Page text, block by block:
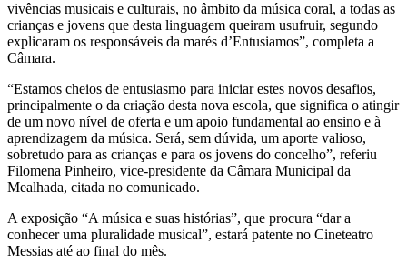
vivências musicais e culturais, no âmbito da música coral, a todas as
crianças e jovens que desta linguagem queiram usufruir, segundo
explicaram os responsáveis da marés d’Entusiamos”, completa a
Câmara.
“Estamos cheios de entusiasmo para iniciar estes novos desafios,
principalmente o da criação desta nova escola, que significa o atingir
de um novo nível de oferta e um apoio fundamental ao ensino e à
aprendizagem da música. Será, sem dúvida, um aporte valioso,
sobretudo para as crianças e para os jovens do concelho”, referiu
Filomena Pinheiro, vice-presidente da Câmara Municipal da
Mealhada, citada no comunicado.
A exposição “A música e suas histórias”, que procura “dar a
conhecer uma pluralidade musical”, estará patente no Cineteatro
Messias até ao final do mês.